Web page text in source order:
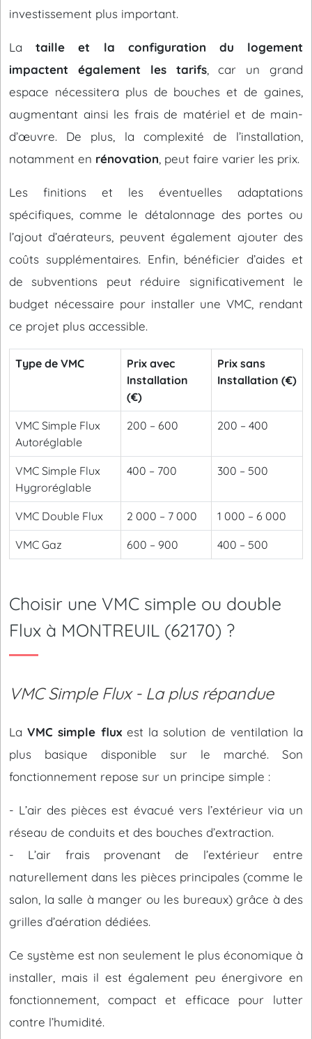
investissement plus important.
Lataille et la configuration du logement
impactent également les tarifs, car un grand
espace nécessitera plus de bouches et de gaines,
augmentant ainsi les frais de matériel et de main-
d’œuvre. De plus, la complexité de l’installation,
notamment en rénovation , peut faire varier les prix.
Les finitions et les éventuelles adaptations
spécifiques, comme le détalonnage des portes ou
l’ajout d’aérateurs, peuvent également ajouter des
coûts supplémentaires. Enfin, bénéficier d’aides et
de subventions peut réduire significativement le
budget nécessaire pour installer une VMC, rendant
ce projet plus accessible.
Type de VMC
Prix avec
Installation
(€)
Prix sans
Installation (€)
VMC Simple Flux
Autoréglable
200 – 600 200 – 400
VMC Simple Flux
Hygroréglable
400 – 700 300 – 500
VMC Double Flux 2 000 – 7 000 1 000 – 6 000
VMC Gaz 600 – 900 400 – 500
Choisir une VMC simple ou double
Flux à MONTREUIL (62170) ?
VMC Simple Flux - La plus répandue
LaVMC simple fluxest la solution de ventilation la
plus basique disponible sur le marché. Son
fonctionnement repose sur un principe simple :
- L’air des pièces est évacué vers l’extérieur via un
réseau de conduits et des bouches d’extraction.
- L’air frais provenant de l’extérieur entre
naturellement dans les pièces principales (comme le
salon, la salle à manger ou les bureaux) grâce à des
grilles d’aération dédiées.
Ce système est non seulement le plus économique à
installer, mais il est également peu énergivore en
fonctionnement, compact et efficace pour lutter
contre l’humidité.